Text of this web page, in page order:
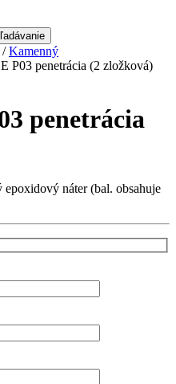
/Kamenný
P03 penetrácia (2 zložková)
penetrácia
náter (bal. obsahuje